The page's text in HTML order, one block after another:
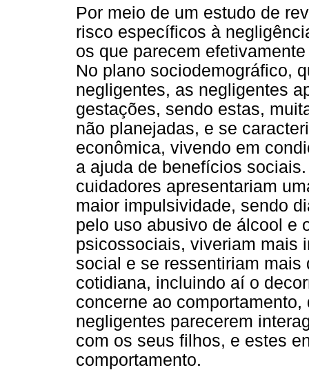
Por meio de um estudo de
risco específicos à
os que parecem
No plano sociodemográfico,
negligentes, as negligentes
gestações, sendo estas,
não planejadas, e se
econômica, vivendo em
a ajuda de benefícios
cuidadores apresentariam
maior impulsividade, sendo
pelo uso abusivo de álcool e
psicossociais, viveriam mais
social e se ressentiriam
cotidiana, incluindo aí o
concerne ao
negligentes parecerem
com os seus filhos, e estes
comportamento.